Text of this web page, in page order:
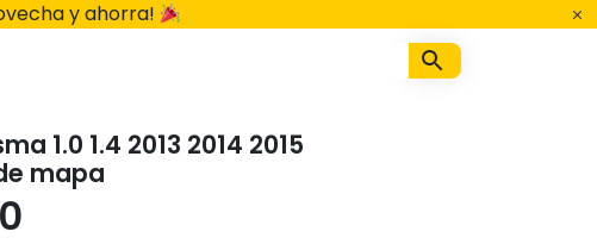
y ahorra!
1.0 1.4 2013 2014 2015
mapa